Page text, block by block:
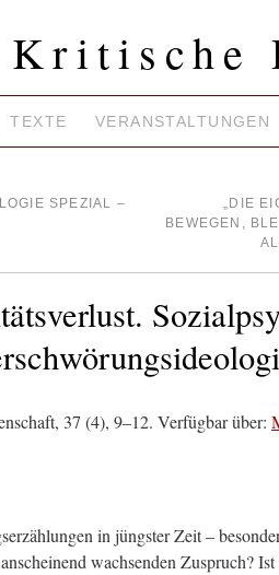
Kritische
TEXTE VERANSTALTUNGEN
SPEZIAL –
„DIE
BEWEGEN,
37 (4), 9–12. Verfügbar über:
in jüngster Zeit –
wachsenden Zuspruch?